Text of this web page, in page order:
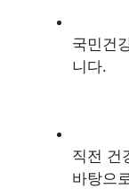
국민건
니다.
직전 건
바탕으